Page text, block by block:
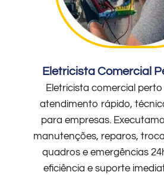
Eletricista Comercial
Eletricista comercial
atendimento rápido,
para empresas.
manutenções, reparos,
quadros e emergências
eficiência e suporte